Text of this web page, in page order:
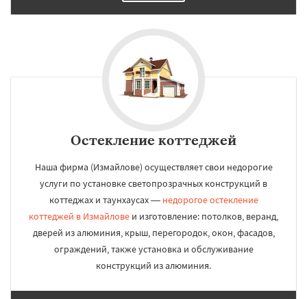
Остекление коттеджей
Наша фирма (Измайлове) осуществляет свои недорогие
услуги по установке светопрозрачных конструкций в
коттеджах и таунхаусах — недорогое остекление
коттеджей в Измайлове и изготовление: потолков, веранд,
дверей из алюминия, крыш, перегородок, окон, фасадов,
ограждений, также установка и обслуживание
конструкций из алюминия.